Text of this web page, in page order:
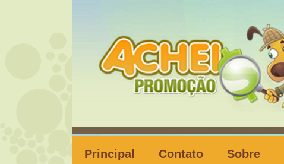
Principal Contato Sobre